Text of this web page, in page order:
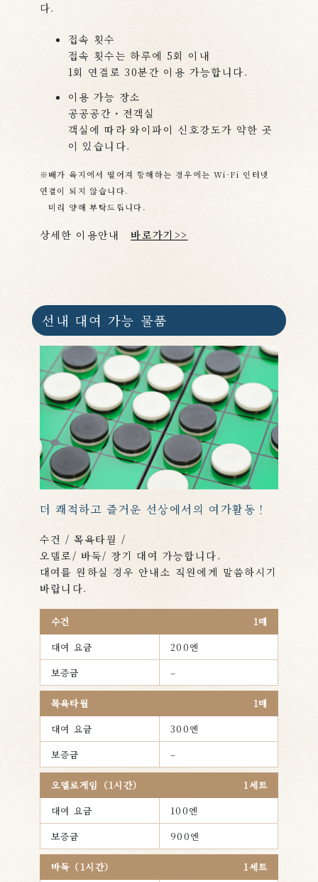
다.
접속 횟수
접속 횟수는 하루에 5회 이내
1회 연결로 30분간 이용 가능합니다.
이용 가능 장소
공공공간・전객실
객실에 따라 와이파이 신호강도가 약한 곳
이 있습니다.
※배가 육지에서 떨어져 항해하는 경우에는 Wi-Fi 인터넷
연결이 되지 않습니다.
미리 양해 부탁드립니다.
상세한 이용안내바로가기>>
선내 대여 가능 물품
더 쾌적하고 즐거운 선상에서의 여가활동！
수건 / 목욕타월 /
오델로/ 바둑/ 장기 대여 가능합니다.
대여를 원하실 경우 안내소 직원에게 말씀하시기
바랍니다.
수건
1매
대여 요금
200엔
보증금
–
목욕타월
1매
대여 요금
300엔
보증금
–
오델로게임（1시간）
1세트
대여 요금
100엔
보증금
900엔
바둑（1시간）
1세트